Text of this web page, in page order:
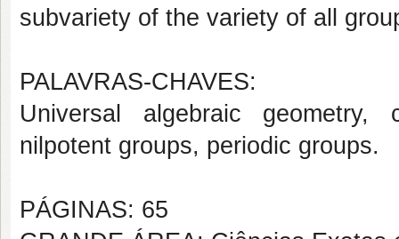
subvariety of the variety of all
PALAVRAS-CHAVES:
Universal algebraic geometry,
nilpotent groups, periodic groups.
PÁGINAS: 65